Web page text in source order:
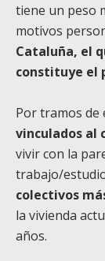
tiene un peso
motivos
Cataluña, el
constituye el
Por tramos de
vinculados al
vivir con la
trabajo/
colectivos
la vivienda
años.